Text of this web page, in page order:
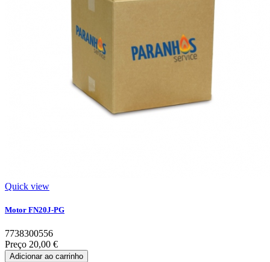
Quick view
Motor FN20J-PG
7738300556
Preço 20,00 €
Adicionar ao carrinho